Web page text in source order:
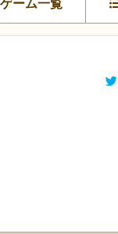
ゲーム一覧